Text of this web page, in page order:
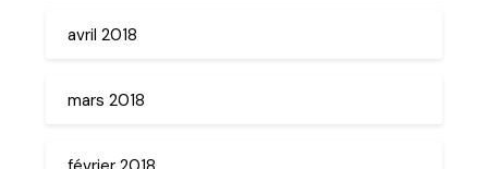
avril 2018
mars 2018